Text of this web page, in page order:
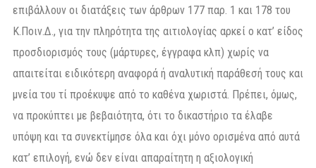
επιβάλλουν οι διατάξεις των άρθρων 177 παρ. 1 και 178 του
Κ.Ποιν.Δ., για την πληρότητα της αιτιολογίας αρκεί ο κατ’ είδος
προσδιορισμός τους (μάρτυρες, έγγραφα κλπ) χωρίς να
απαιτείται ειδικότερη αναφορά ή αναλυτική παράθεσή τους και
μνεία του τί προέκυψε από το καθένα χωριστά. Πρέπει, όμως,
να προκύπτει με βεβαιότητα, ότι το δικαστήριο τα έλαβε
υπόψη και τα συνεκτίμησε όλα και όχι μόνο ορισμένα από αυτά
κατ’ επιλογή, ενώ δεν είναι απαραίτητη η αξιολογική